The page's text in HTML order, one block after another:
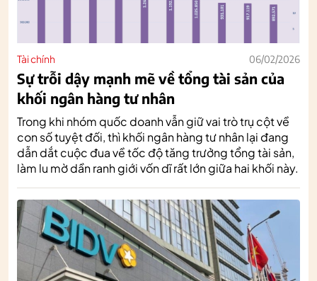
Tài chính 06/02/2026
Sự trỗi dậy mạnh mẽ về tổng tài sản của
khối ngân hàng tư nhân
Trong khi nhóm quốc doanh vẫn giữ vai trò trụ cột về
con số tuyệt đối, thì khối ngân hàng tư nhân lại đang
dẫn dắt cuộc đua về tốc độ tăng trưởng tổng tài sản,
làm lu mờ dần ranh giới vốn dĩ rất lớn giữa hai khối này.